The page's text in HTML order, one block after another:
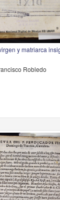
y matriarca
Robledo